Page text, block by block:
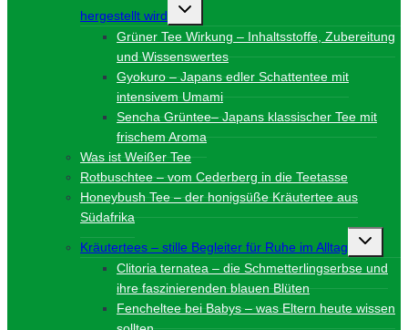
hergestellt wird
Untermenü
umschalten
Grüner Tee Wirkung – Inhaltsstoffe, Zubereitung
und Wissenswertes
Gyokuro – Japans edler Schattentee mit
intensivem Umami
Sencha Grüntee– Japans klassischer Tee mit
frischem Aroma
Was ist Weißer Tee
Rotbuschtee – vom Cederberg in die Teetasse
Honeybush Tee – der honigsüße Kräutertee aus
Südafrika
Kräutertees – stille Begleiter für Ruhe im Alltag
Clitoria ternatea – die Schmetterlingserbse und
ihre faszinierenden blauen Blüten
Fencheltee bei Babys – was Eltern heute wissen